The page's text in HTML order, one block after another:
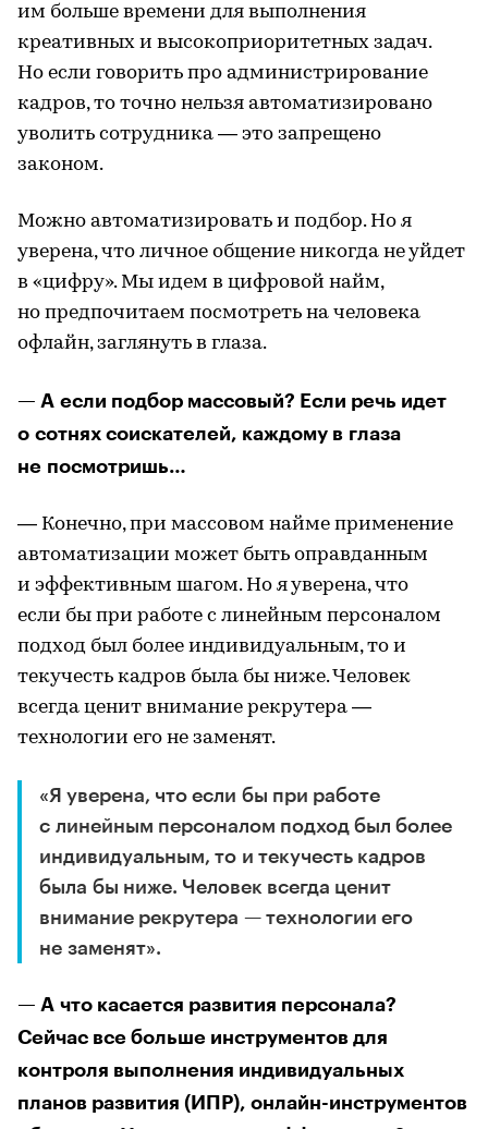
им больше времени для выполнения
креативных и высокоприоритетных задач.
Но если говорить про администрирование
кадров, то точно нельзя автоматизировано
уволить сотрудника — это запрещено
законом.
Можно автоматизировать и подбор. Но я
уверена, что личное общение никогда не уйдет
в «цифру». Мы идем в цифровой найм,
но предпочитаем посмотреть на человека
офлайн, заглянуть в глаза.
— А если подбор массовый? Если речь идет
о сотнях соискателей, каждому в глаза
не посмотришь…
— Конечно, при массовом найме применение
автоматизации может быть оправданным
и эффективным шагом. Но я уверена, что
если бы при работе с линейным персоналом
подход был более индивидуальным, то и
текучесть кадров была бы ниже. Человек
всегда ценит внимание рекрутера —
технологии его не заменят.
«Я уверена, что если бы при работе
с линейным персоналом подход был более
индивидуальным, то и текучесть кадров
была бы ниже. Человек всегда ценит
внимание рекрутера — технологии его
не заменят».
— А что касается развития персонала?
Сейчас все больше инструментов для
контроля выполнения индивидуальных
планов развития (ИПР), онлайн-инструментов